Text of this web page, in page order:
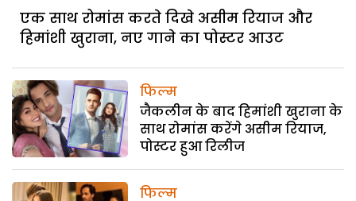
एक साथ रोमांस करते दिखे असीम रियाज और
हिमांशी खुराना, नए गाने का पोस्टर आउट
फिल्म
जैकलीन के बाद हिमांशी खुराना के
साथ रोमांस करेंगे असीम रियाज,
पोस्टर हुआ रिलीज
फिल्म